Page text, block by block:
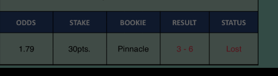
el partido Burgos vs Amorebieta.